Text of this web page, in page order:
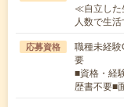
≪自立した
人数で生
応募資格
職種未経
要
■資格・経
歴書不要■